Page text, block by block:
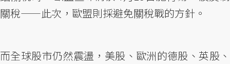
關稅——此次，歐盟則採避免關稅戰的方針。
而全球股市仍然震盪，美股、歐洲的德股、英股、